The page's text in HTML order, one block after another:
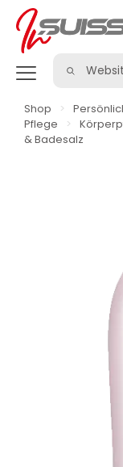
Shop >
Pflege
>
& Badesalz